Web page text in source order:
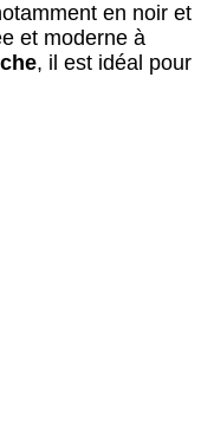
en noir et
et moderne à
, il est idéal pour